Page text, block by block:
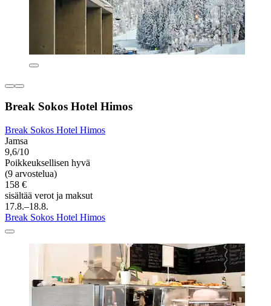
Break Sokos Hotel Himos
Break Sokos Hotel Himos
Jamsa
9,6/10
Poikkeuksellisen hyvä
(9 arvostelua)
158 €
sisältää verot ja maksut
17.8.–18.8.
Break Sokos Hotel Himos